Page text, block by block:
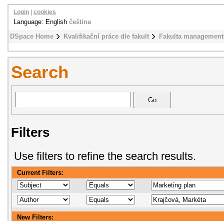
DSpace Home Kvalifikační práce dle fakult Fakulta
Login cookies
Language: English čeština
Search
Filters
Use filters to refine the search results.
Current Filters:
New Filters: